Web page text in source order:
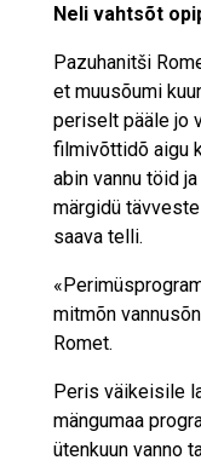
Neli vahtsõt
Pazuhanitši
et muusõumi
periselt pääle jo
filmivõttidõ aigu
abin vannu töid
märgidü
saava telli.
mitmõn
Romet.
Peris väikeisile
mängumaa
ütenkuun vanno